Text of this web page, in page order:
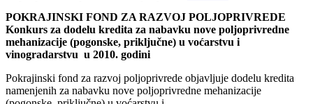
POKRAJINSKI FOND ZA RAZVOJ POLJOPRIVREDE
Konkurs za dodelu kredita za nabavku nove poljoprivredne
mehanizacije (pogonske, priključne) u voćarstvu i
vinogradarstvu u 2010. godini
Pokrajinski fond za razvoj poljoprivrede objavljuje dodelu kredita
namenjenih za nabavku nove poljoprivredne mehanizacije